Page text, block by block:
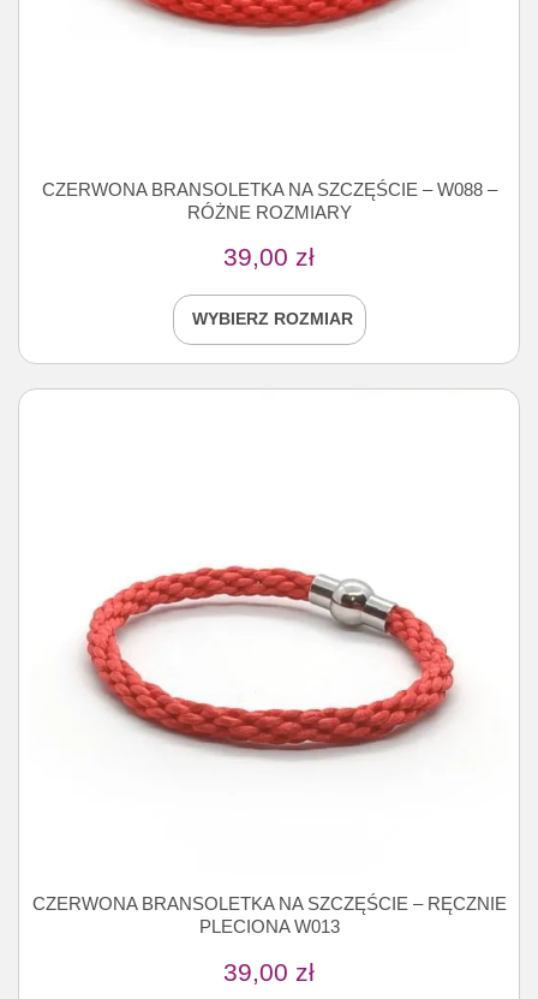
CZERWONA BRANSOLETKA NA SZCZĘŚCIE – W088 –
RÓŻNE ROZMIARY
39,00 zł
WYBIERZ ROZMIAR
CZERWONA BRANSOLETKA NA SZCZĘŚCIE – RĘCZNIE
PLECIONA W013
39,00 zł